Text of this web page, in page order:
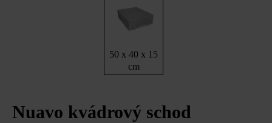
50 x 40 x 15
cm
Nuavo kvádrový schod